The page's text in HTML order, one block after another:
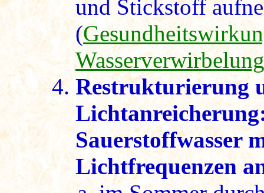
und Stickstoff
(
Restrukturierung
Sauerstoffwasser
Lichtfrequenzen